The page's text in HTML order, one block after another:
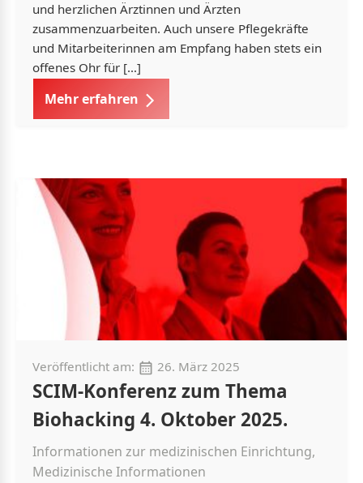
und herzlichen Ärztinnen und Ärzten
zusammenzuarbeiten. Auch unsere Pflegekräfte
und Mitarbeiterinnen am Empfang haben stets ein
offenes Ohr für […]
Mehr erfahren
Veröffentlicht am: 26. März 2025
SCIM-Konferenz zum Thema
Biohacking 4. Oktober 2025.
Informationen zur medizinischen Einrichtung,
Medizinische Informationen